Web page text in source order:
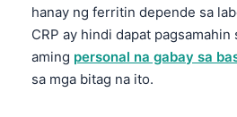
hanay ng ferritin depende sa
CRP ay hindi dapat pagsamahin
aming personal na gabay sa
sa mga bitag na ito.